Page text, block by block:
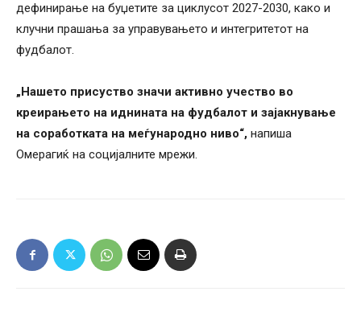
дефинирање на буџетите за циклусот 2027-2030, како и
клучни прашања за управувањето и интегритетот на
фудбалот.
„Нашето присуство значи активно учество во
креирањето на иднината на фудбалот и зајакнување
на соработката на меѓународно ниво“, напиша
Омерагиќ на социјалните мрежи.